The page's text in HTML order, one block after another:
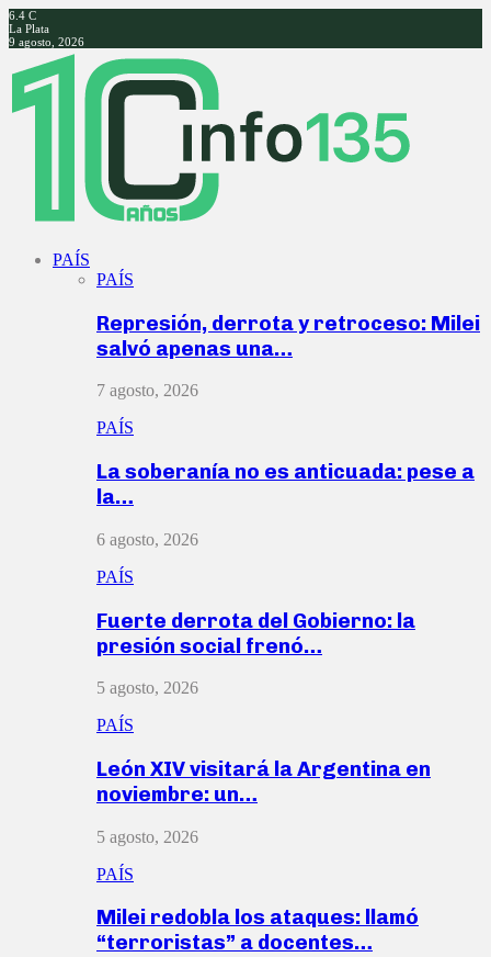
6.4 C
La Plata
9 agosto, 2026
Facebook
Twitter
Instagram
Youtube
PAÍS
PAÍS
Represión, derrota y retroceso: Milei
salvó apenas una…
7 agosto, 2026
PAÍS
La soberanía no es anticuada: pese a
la…
6 agosto, 2026
PAÍS
Fuerte derrota del Gobierno: la
presión social frenó…
5 agosto, 2026
PAÍS
León XIV visitará la Argentina en
noviembre: un…
5 agosto, 2026
PAÍS
Milei redobla los ataques: llamó
“terroristas” a docentes…